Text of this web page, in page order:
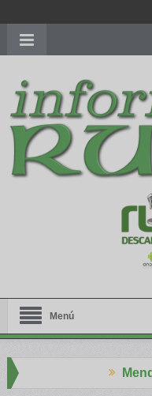
richardmillereplica
women.patekphilippe.tofor
dining room table
shop. best
services. 1: 1 design
Menú